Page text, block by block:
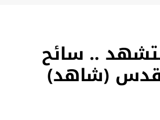
.. سائح
(شاهد)